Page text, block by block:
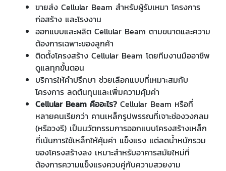
ขายส่ง Cellular Beam สำหรับผู้รับเหมา โครงการ
ก่อสร้าง และโรงงาน
ออกแบบและผลิต Cellular Beam ตามขนาดและความ
ต้องการเฉพาะของลูกค้า
ติดตั้งโครงสร้าง Cellular Beam โดยทีมงานมืออาชีพ
ดูแลทุกขั้นตอน
บริการให้คำปรึกษา ช่วยเลือกแบบที่เหมาะสมกับ
โครงการ ลดต้นทุนและเพิ่มความคุ้มค่า
Cellular Beam คืออะไร? Cellular Beam หรือที่
หลายคนเรียกว่า คานเหล็กรูปพรรณที่เจาะช่องวงกลม
(หรือวงรี) เป็นนวัตกรรมการออกแบบโครงสร้างเหล็ก
ที่เน้นการใช้เหล็กให้คุ้มค่า แข็งแรง แต่ลดน้ำหนักรวม
ของโครงสร้างลง เหมาะสำหรับอาคารสมัยใหม่ที่
ต้องการความแข็งแรงควบคู่กับความสวยงาม